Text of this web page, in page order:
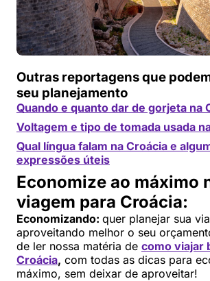
Outras reportagens que
seu planejamento
Quando e quanto dar de gorjeta na
Voltagem e tipo de tomada usada
Qual língua falam na Croácia e
expressões úteis
Economize ao máximo
viagem para Croácia:
Economizando: quer planejar sua
aproveitando melhor o seu
de ler nossa matéria de como viajar
Croácia, com todas as dicas para
máximo, sem deixar de aproveitar!